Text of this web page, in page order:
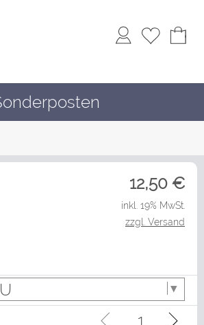
12,50 €
inkl. 19% MwSt.
zzgl. Versand